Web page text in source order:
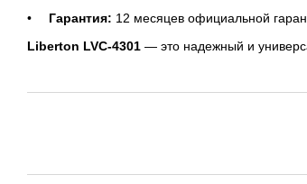
Гарантия: 12 месяцев официальной
Liberton LVC-4301 — это надежный и